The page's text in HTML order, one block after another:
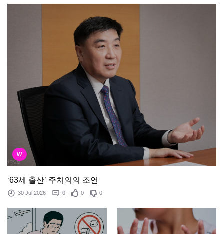
W
‘63세 출산’ 주치의의 조언
30 Jul 2026 0 0 0